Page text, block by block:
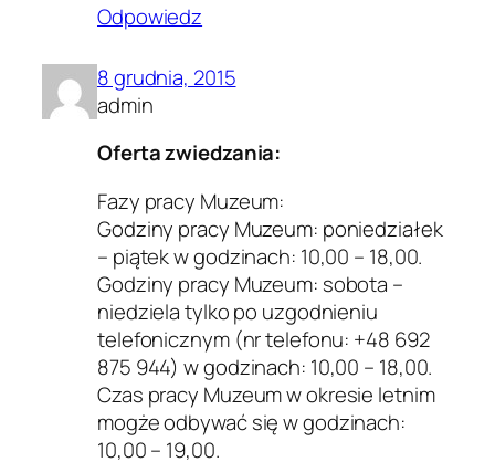
Odpowiedz
8 grudnia, 2015
admin
Oferta zwiedzania:
Fazy pracy Muzeum:
Godziny pracy Muzeum: poniedziałek
– piątek w godzinach: 10,00 – 18,00.
Godziny pracy Muzeum: sobota –
niedziela tylko po uzgodnieniu
telefonicznym (nr telefonu: +48 692
875 944) w godzinach: 10,00 – 18,00.
Czas pracy Muzeum w okresie letnim
mogże odbywać się w godzinach:
10,00 – 19,00.